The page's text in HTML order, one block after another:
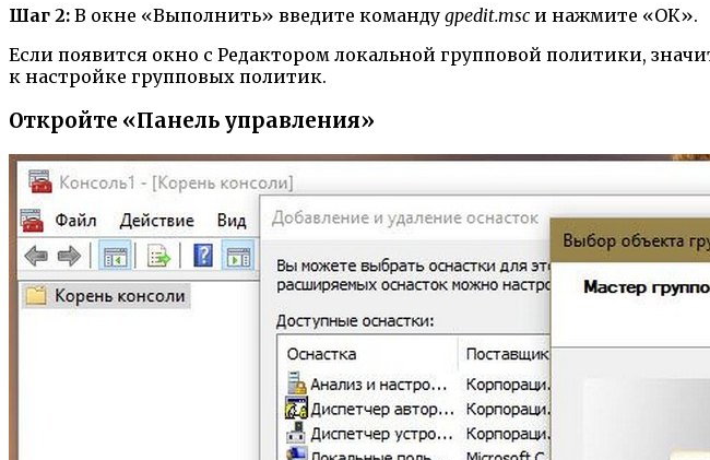
Шаг 2: В окне «Выполнить» введите команду gpedit.msc и нажмите «ОК».
Если появится окно с Редактором локальной групповой политики,
к настройке групповых политик.
Откройте «Панель управления»